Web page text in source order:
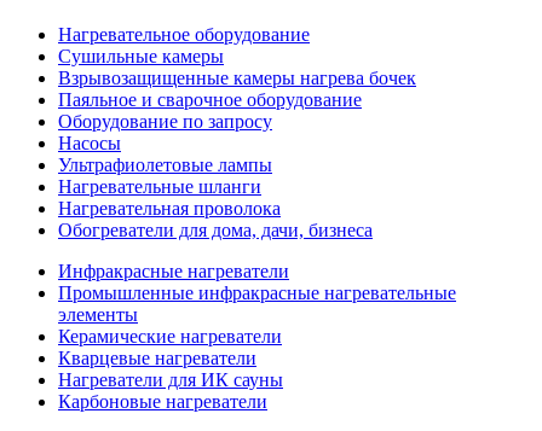
Нагревательное оборудование
Сушильные камеры
Взрывозащищенные камеры нагрева бочек
Паяльное и сварочное оборудование
Оборудование по запросу
Насосы
Ультрафиолетовые лампы
Нагревательные шланги
Нагревательная проволока
Обогреватели для дома, дачи, бизнеса
Инфракрасные нагреватели
Промышленные инфракрасные нагревательные
элементы
Керамические нагреватели
Кварцевые нагреватели
Нагреватели для ИК сауны
Карбоновые нагреватели